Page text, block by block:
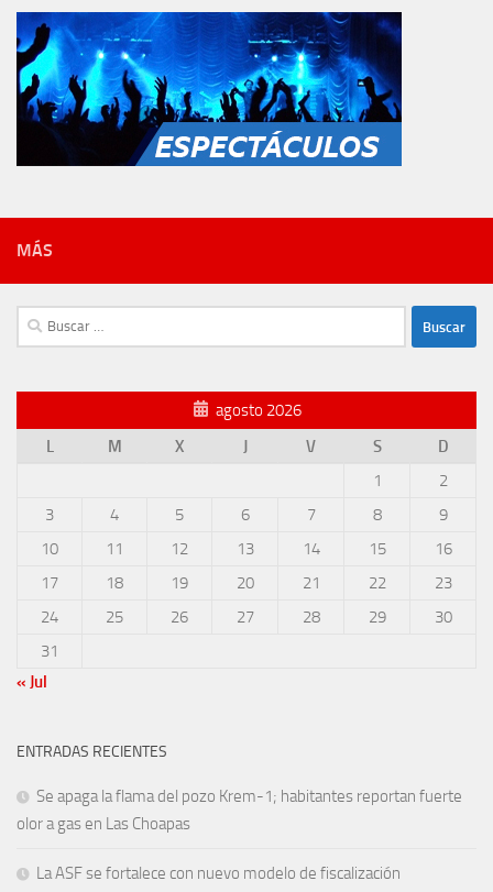
MÁS
Buscar:
agosto 2026
L
M X J V S
D
1
2
3
4 5 6 7 8
9
10
11 12 13 14 15
16
17
18 19 20 21 22
23
24
25 26 27 28 29
30
31
« Jul
ENTRADAS RECIENTES
Se apaga la flama del pozo Krem-1; habitantes reportan fuerte
olor a gas en Las Choapas
La ASF se fortalece con nuevo modelo de fiscalización